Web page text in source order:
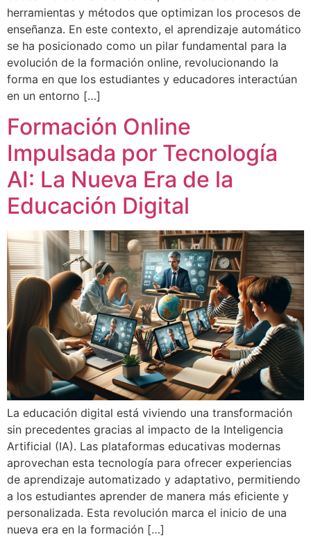
herramientas y métodos que optimizan los procesos de
enseñanza. En este contexto, el aprendizaje automático
se ha posicionado como un pilar fundamental para la
evolución de la formación online, revolucionando la
forma en que los estudiantes y educadores interactúan
en un entorno […]
Formación Online
Impulsada por Tecnología
AI: La Nueva Era de la
Educación Digital
La educación digital está viviendo una transformación
sin precedentes gracias al impacto de la Inteligencia
Artificial (IA). Las plataformas educativas modernas
aprovechan esta tecnología para ofrecer experiencias
de aprendizaje automatizado y adaptativo, permitiendo
a los estudiantes aprender de manera más eficiente y
personalizada. Esta revolución marca el inicio de una
nueva era en la formación […]